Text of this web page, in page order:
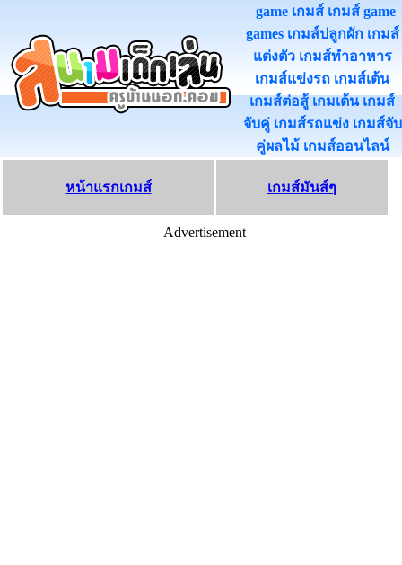
game เกมส์ เกมส์ game
games เกมส์ปลูกผัก เกมส์
แต่งตัว เกมส์ทําอาหาร
เกมส์แข่งรถ เกมส์เต้น
เกมส์ต่อสู้ เกมเต้น เกมส์
จับคู่ เกมส์รถแข่ง เกมส์จับ
คู่ผลไม้ เกมส์ออนไลน
หน้าแรกเกมส์ เกมส์มันส์ๆ
Advertisement